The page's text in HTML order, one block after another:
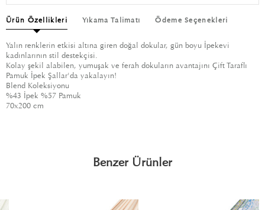
Ürün Özellikleri Yıkama Talimatı Ödeme Seçenekleri
Yalın renklerin etkisi altına giren doğal dokular, gün boyu İpekevi
kadınlarının stil destekçisi.
Kolay şekil alabilen, yumuşak ve ferah dokuların avantajını Çift Taraflı
Pamuk İpek Şallar'da yakalayın!
Blend Koleksiyonu
%43 İpek %57 Pamuk
70x200 cm
Benzer Ürünler